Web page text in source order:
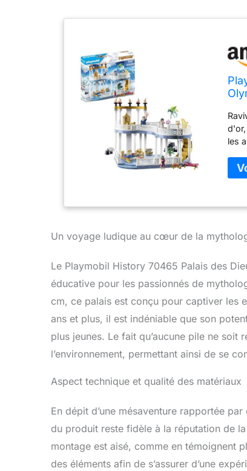
les
Un voyage ludique au cœur de la
Le Playmobil History 70465 Palais des
éducative pour les passionnés de
cm, ce palais est conçu pour captiver les
ans et plus, il est indéniable que son
plus jeunes. Le fait qu’aucune pile ne soit
l’environnement, permettant ainsi de se
Aspect technique et qualité des matériaux
En dépit d’une mésaventure rapportée
du produit reste fidèle à la réputation de
montage est aisé, comme en témoignent
des éléments afin de s’assurer d’une